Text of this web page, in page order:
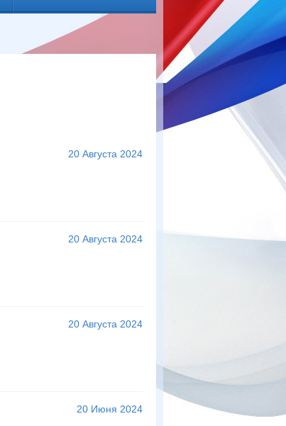
20 Августа 2024
20 Августа 2024
20 Августа 2024
20 Июня 2024